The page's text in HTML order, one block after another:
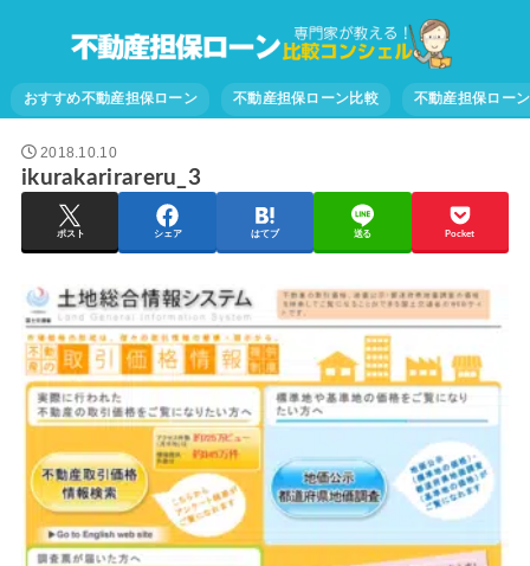
おすすめ不動産担保ローン 不動産担保ローン比較 不動産担保ロー
2018.10.10
ikurakarirareru_3
ポスト シェア はてブ 送る Pocket